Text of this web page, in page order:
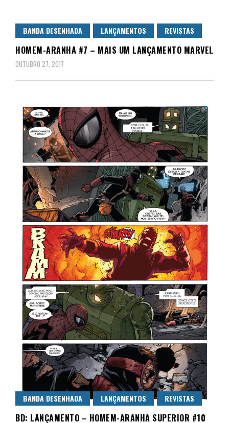
BANDA DESENHADA LANÇAMENTOS REVISTAS
HOMEM-ARANHA #7 – MAIS UM LANÇAMENTO MARVEL
OUTUBRO 27, 2017
BANDA DESENHADA LANÇAMENTOS REVISTAS
BD: LANÇAMENTO – HOMEM-ARANHA SUPERIOR #10